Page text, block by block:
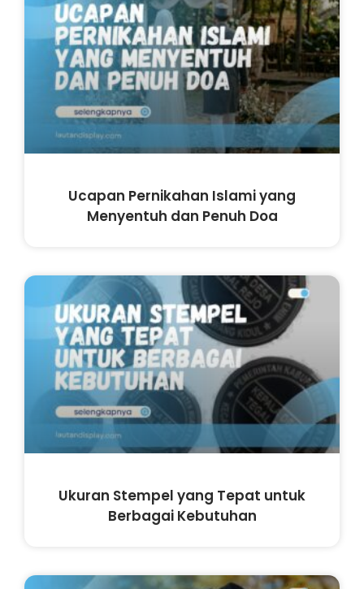
Ucapan Pernikahan Islami yang
Menyentuh dan Penuh Doa
Ukuran Stempel yang Tepat untuk
Berbagai Kebutuhan